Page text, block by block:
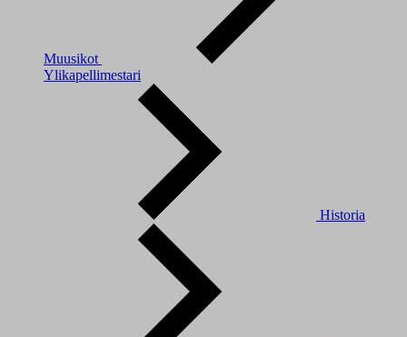
Muusikot
Ylikapellimestari
Historia